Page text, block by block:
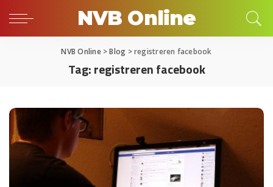
NVB Online
NVB Online>Blog >registreren facebook
Tag:registreren facebook